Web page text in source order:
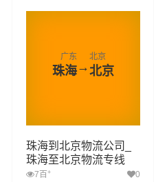
广东
珠海→
北京
北京
珠海到北京物流公司_
珠海至北京物流专线
7百 + 0